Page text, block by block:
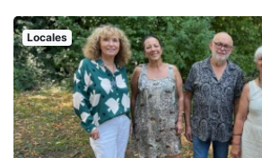
Locales